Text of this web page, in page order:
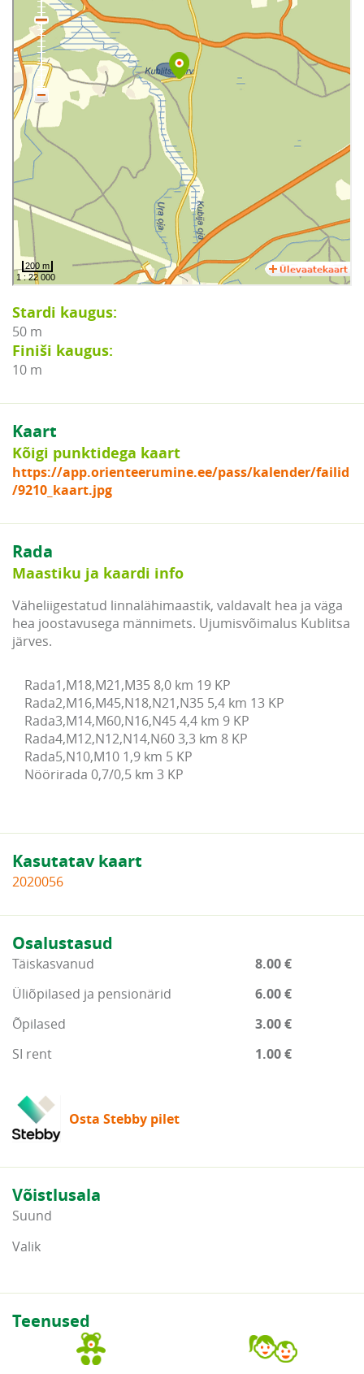
Stardi kaugus:
50 m
Finiši kaugus:
10 m
Kaart
Kõigi punktidega kaart
https://app.orienteerumine.ee/pass/kalender/failid
/9210_kaart.jpg
Rada
Maastiku ja kaardi info
Väheliigestatud linnalähimaastik, valdavalt hea ja väga
hea joostavusega männimets. Ujumisvõimalus Kublitsa
järves.
Rada1,M18,M21,M35 8,0 km 19 KP
Rada2,M16,M45,N18,N21,N35 5,4 km 13 KP
Rada3,M14,M60,N16,N45 4,4 km 9 KP
Rada4,M12,N12,N14,N60 3,3 km 8 KP
Rada5,N10,M10 1,9 km 5 KP
Nöörirada 0,7/0,5 km 3 KP
Kasutatav kaart
2020056
Osalustasud
Täiskasvanud
8.00 €
Üliõpilased ja pensionärid
6.00 €
Õpilased
3.00 €
SI rent
1.00 €
Osta Stebby pilet
Võistlusala
Suund
Valik
Teenused